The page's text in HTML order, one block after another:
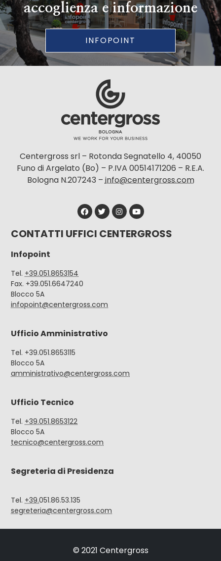
accoglienza e informazione
INFOPOINT
Centergross srl – Rotonda Segnatello 4, 40050
Funo di Argelato (Bo) – P.IVA 00514171206 – R.E.A.
Bologna N.207243 –info@centergross.com
CONTATTI UFFICI CENTERGROSS
Infopoint
Tel. +39.051.8653154
Fax. +39.051.6647240
Blocco 5A
infopoint@centergross.com
Ufficio Amministrativo
Tel. +39.051.8653115
Blocco 5A
amministrativo@centergross.com
Ufficio Tecnico
Tel. +39.051.8653122
Blocco 5A
tecnico@centergross.com
Segreteria di Presidenza
Tel. +39.051.86.53.135
segreteria@centergross.com
© 2021 Centergross